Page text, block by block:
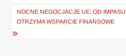
NOCNE NEGOCJACJE UE: OD
OTRZYMA WSPARCIE FINANSOWE